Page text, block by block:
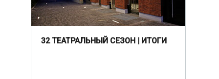
32 ТЕАТРАЛЬНЫЙ СЕЗОН | ИТОГИ